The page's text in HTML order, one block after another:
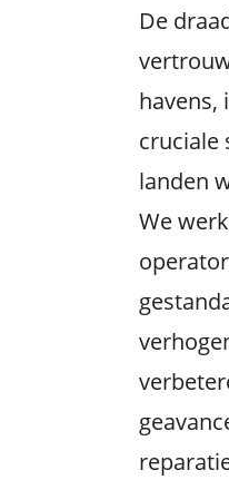
De
cruciale
landen
We